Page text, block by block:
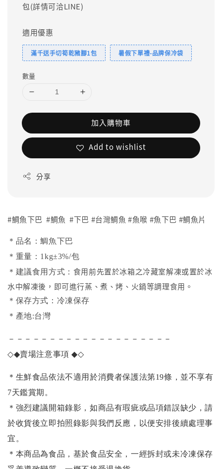
包(詳情可洽LINE)
適用優惠
滿千送手切筍乾豬腳1包 暑假下單禮-品牌保冷袋
數量
加入購物車
Add to wishlist
分享
#鯛魚下巴 #鯛魚 #下巴 #台灣鯛魚 #魚喉 #魚下巴 #鯛魚片
＊品名：鯛魚下巴
＊重量：1kg±3%/包
＊建議食用方式： 食用前先置於冰箱之冷藏室解凍或置於冰
水中解凍後，即可進行蒸、煮、烤、火鍋等調理食用。
＊保存方式：冷凍保存
＊產地:台灣
－－－－－－－－－－－－－－－－－－－－
◇◆賣場注意事項◆◇
＊生鮮食品依法不適用於消費者保護法第19條，並不享有
7天鑑賞期。
＊強烈建議開箱錄影，如商品有瑕疵或品項錯誤缺少，請
於收貨後立即拍照錄影與我們反應，以便安排後續處理事
宜。
＊本商品為食品，基於食品安全，一經拆封或未冷凍保存